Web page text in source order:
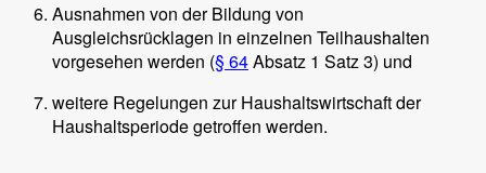
Ausnahmen von der Bildung von
Ausgleichsrücklagen in einzelnen Teilhaushalten
vorgesehen werden (§ 64Absatz 1 Satz 3) und
weitere Regelungen zur Haushaltswirtschaft der
Haushaltsperiode getroffen werden.